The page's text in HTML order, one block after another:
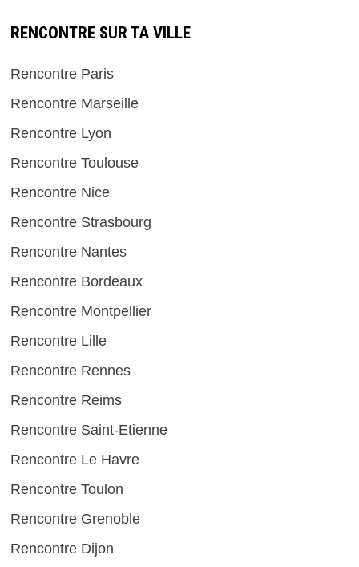
RENCONTRE SUR TA VILLE
Rencontre Paris
Rencontre Marseille
Rencontre Lyon
Rencontre Toulouse
Rencontre Nice
Rencontre Strasbourg
Rencontre Nantes
Rencontre Bordeaux
Rencontre Montpellier
Rencontre Lille
Rencontre Rennes
Rencontre Reims
Rencontre Saint-Etienne
Rencontre Le Havre
Rencontre Toulon
Rencontre Grenoble
Rencontre Dijon